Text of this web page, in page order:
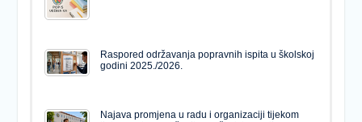
Raspored održavanja popravnih ispita u školskoj
godini 2025./2026.
Najava promjena u radu i organizaciji tijekom